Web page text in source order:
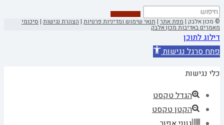
© מכון אלבק |מפת אתר|תנאי שימוש ומדיניות פרטיות | הצהרת נגישות | סיכומי
מאמרים באדיבות מכון אלבק
דילוג לתוכן
פתח סרגל נגישות
כלי נגישות
הגדל טקסט
הקטן טקסט